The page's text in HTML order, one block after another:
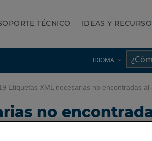
TÉCNICO IDEAS Y
IDIOMA
Etiquetas XML necesarias no encontradas
no